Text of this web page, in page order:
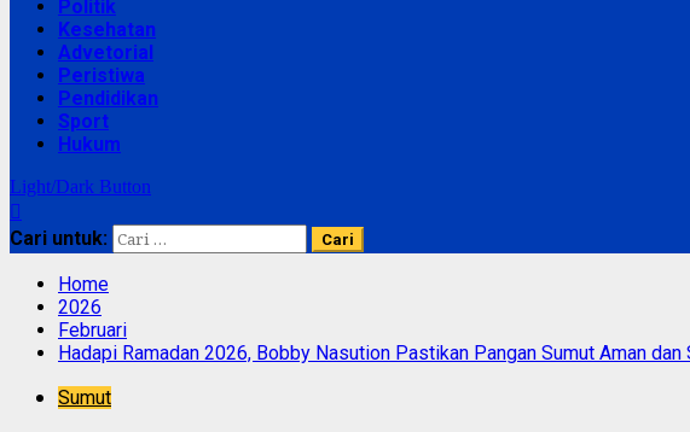
Politik
Kesehatan
Advetorial
Peristiwa
Pendidikan
Sport
Hukum
Light/Dark Button
Cari untuk:
Home
2026
Februari
Hadapi Ramadan 2026, Bobby Nasution Pastikan Pangan Sumut Aman dan
Sumut